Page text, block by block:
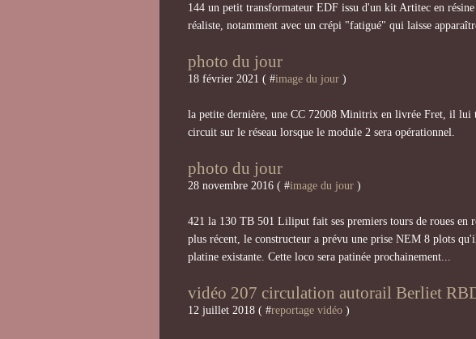
144 un petit transformateur EDF issu d'un kit Artitec en
réaliste, notamment avec un crépi "fatigué" qui laisse
photo du jour
18 février 2021 ( #image du jour )
la petite dernière, une CC 72008 Minitrix en livrée Fret, il lui
circuit sur le réseau lorsque le module 2 sera opérationnel.
photo du jour
28 novembre 2016 ( #image du jour )
421 la 130 TB 501 Liliput fait ses premiers tours de roues en
plus récent, le constructeur a prévu une prise NEM 8 plots
platine existante. Cette loco sera patinée prochainement...
vidéo 207 circulation autorail Berliet
12 juillet 2018 ( #reportage vidéo )